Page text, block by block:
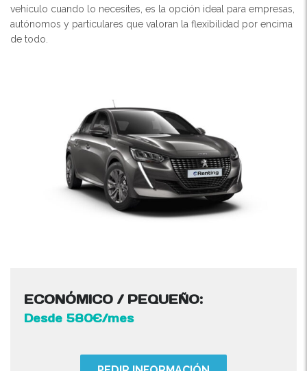
vehículo cuando lo necesites, es la opción ideal para empresas,
autónomos y particulares que valoran la flexibilidad por encima
de todo.
ECONÓMICO / PEQUEÑO:
Desde 580€/mes